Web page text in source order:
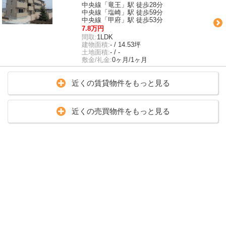
中央線「竜王」駅 徒歩28分
中央線「塩崎」駅 徒歩59分
中央線「甲府」駅 徒歩53分
7.8万円
間取:1LDK
建物面積:- / 14.53坪
土地面積:- / -
敷金/礼金:0ヶ月/1ヶ月
近くの賃貸物件をもっと見る
近くの売買物件をもっと見る